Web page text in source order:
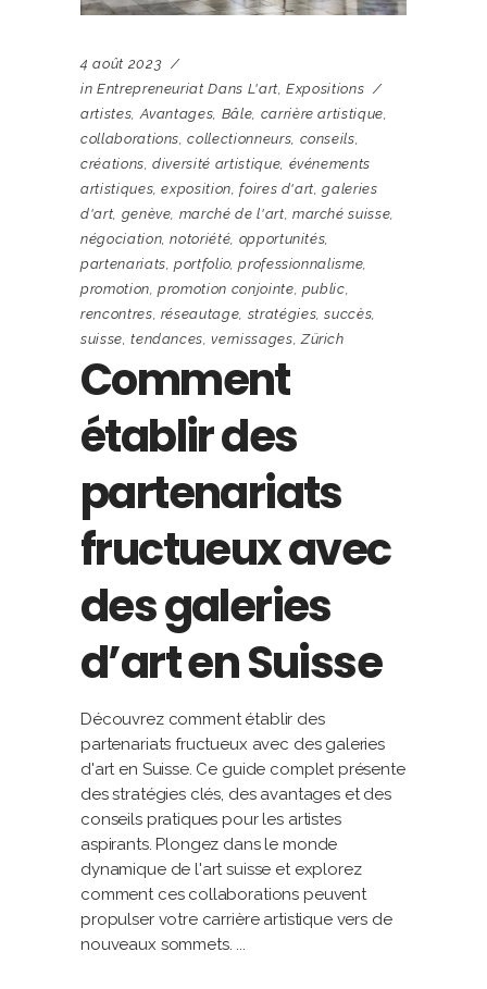
4 août 2023
in Entrepreneuriat Dans L'art,Expositions
artistes,Avantages, Bâle, carrière artistique,
collaborations,collectionneurs, conseils,
créations,diversité artistique, événements
artistiques,exposition,foires d'art,galeries
d'art, genève, marché de l'art, marché suisse,
négociation,notoriété, opportunités,
partenariats,portfolio,professionnalisme,
promotion,promotion conjointe, public,
rencontres, réseautage, stratégies,succès,
suisse,tendances,vernissages,Zürich
Comment
établir des
partenariats
fructueux avec
des galeries
d’art en Suisse
Découvrez comment établir des
partenariats fructueux avec des galeries
d'art en Suisse. Ce guide complet présente
des stratégies clés, des avantages et des
conseils pratiques pour les artistes
aspirants. Plongez dans le monde
dynamique de l'art suisse et explorez
comment ces collaborations peuvent
propulser votre carrière artistique vers de
nouveaux sommets.